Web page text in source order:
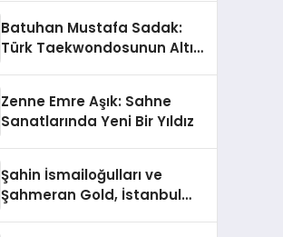
Batuhan Mustafa Sadak:
Türk Taekwondosunun Altın
Zenne Emre Aşık: Sahne
Sanatlarında Yeni Bir Yıldız
Şahin İsmailoğulları ve
Şahmeran Gold, İstanbul